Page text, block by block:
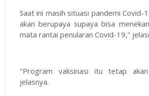
Saat ini masih situasi pandemi Covid-
akan berupaya supaya bisa
mata rantai penularan Covid-19,"
"Program vaksinasi itu tetap
jelasnya.